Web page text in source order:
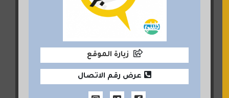
زيارة الموقع
عرض رقم الاتصال